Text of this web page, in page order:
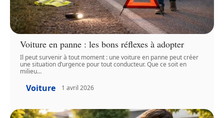
Voiture en panne : les bons réflexes à adopter
Il peut survenir à tout moment : une voiture en panne peut créer
une situation d’urgence pour tout conducteur. Que ce soit en
milieu…
Voiture 1 avril 2026